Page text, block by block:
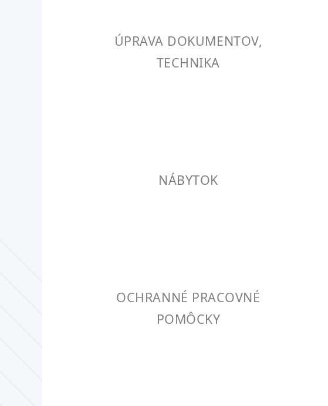
ÚPRAVA DOKUMENTOV,
TECHNIKA
NÁBYTOK
OCHRANNÉ PRACOVNÉ
POMÔCKY